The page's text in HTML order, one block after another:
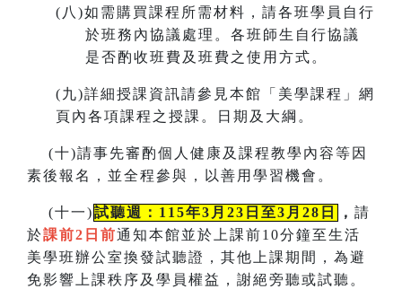
( 八)如需購買課程所需材料，請各班學員自行
於班務內協議處理。各班師生自行協議
是否酌收班費及班費之使用方式。
(九)詳細授課資訊請參見本館「美學課程」網
頁內各項課程之授課。
日期及大綱。
(十)請事先審酌個人健康及課程教學內容等因
素後報名，並全程參與，以善用學習機會。
(十一)試聽週：115年3月23日至3月28日 ， 請
於課前2日前通知本館並於上課前10分鐘至生活
美學班辦公室換發試聽證， 其他上課期間，為避
免影響上課秩序及學員權益，謝絕旁聽或試聽。